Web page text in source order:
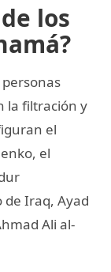
los
la filtración y
el
el
Iraq, Ayad
Ali al-